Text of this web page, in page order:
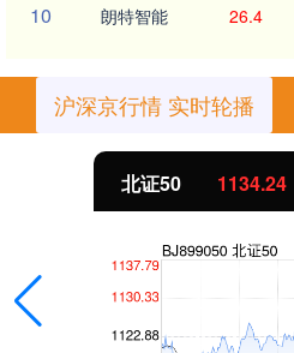
10 朗特智能 26.4
沪深京行情 实时轮播
北证50 1134.24